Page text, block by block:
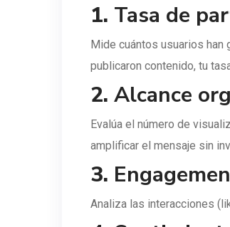
1. Tasa de
Mide cuántos usuarios han
publicaron contenido, tu
2. Alcance
Evalúa el número de
amplificar el mensaje sin
3.
Analiza las interacciones